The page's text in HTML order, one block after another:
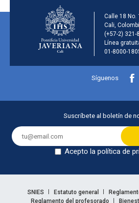
Calle 18 No.
Cali,
(+57-2) 321-
Línea
01-8000-
Información y
Síguenos
Suscríbete al boletín de
Acepto la política de
Enlaces legales
SNIES Estatuto general
Reglamento del profesorado